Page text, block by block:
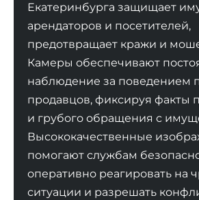
Екатеринбурга защищает
арендаторов и посетителей,
предотвращает кражи и
Камеры обеспечивают
наблюдение за поведением
продавцов, фиксируя факты
и грубого обращения с
Высококачественные
помогают службам
оперативно реагировать на
ситуации и разрешать